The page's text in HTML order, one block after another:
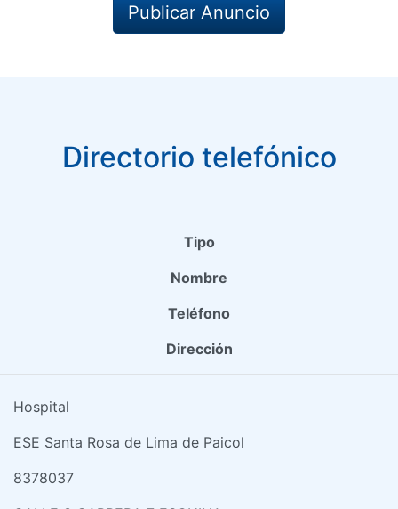
Publicar Anuncio
Directorio telefónico
Tipo
Nombre
Teléfono
Dirección
Hospital
ESE Santa Rosa de Lima de Paicol
8378037